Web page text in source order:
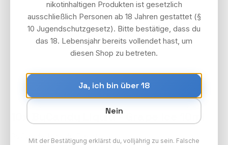
10x ByCandy Liquid - Grape Ice 10ml
ByCandy Liquids Paket
nikotinhaltigen Produkten ist gesetzlich
ausschließlich Personen ab 18 Jahren gestattet (§
10 Jugendschutzgesetz). Bitte bestätige, dass du
das 18. Lebensjahr bereits vollendet hast, um
diesen Shop zu betreten.
Ja, ich bin über 18
Nein
Mit der Bestätigung erklärst du, volljährig zu sein. Falsche